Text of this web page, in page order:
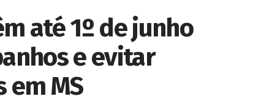
até 1º de junho
e evitar
MS